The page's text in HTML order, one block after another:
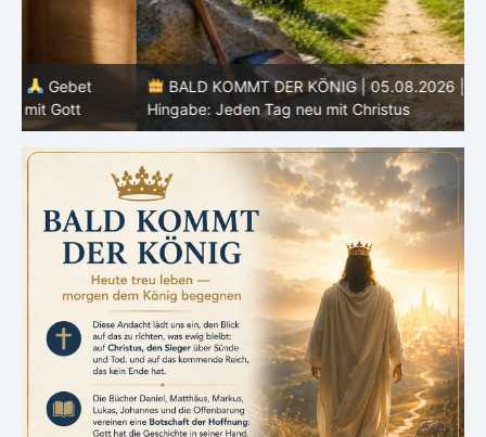
BALD KOMMT DER KÖNIG | 05.08.2026 |
Tägliche
Hingabe: Jeden Tag neu mit Christus